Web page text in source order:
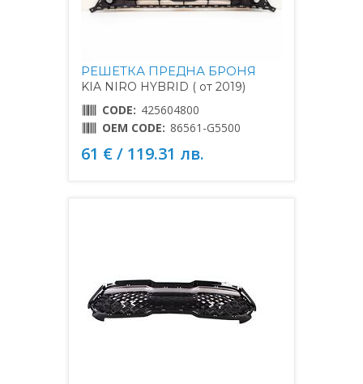
РЕШЕТКА ПРЕДНА БРОНЯ
KIA NIRO HYBRID ( от 2019)
CODE: 425604800
OEM CODE: 86561-G5500
61 € / 119.31 лв.